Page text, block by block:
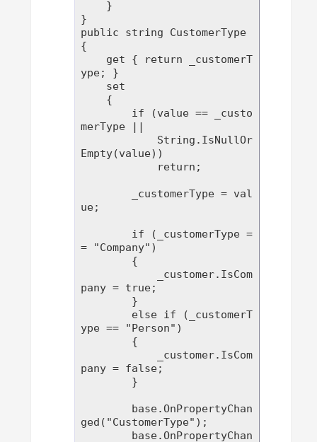
}
public string CustomerType
{
ype; }
merType ||
Empty(value))
ue;
= "Company")
pany = true;
ype == "Person")
pany = false;
ged("CustomerType");